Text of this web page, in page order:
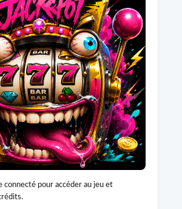
connecté pour accéder au jeu et